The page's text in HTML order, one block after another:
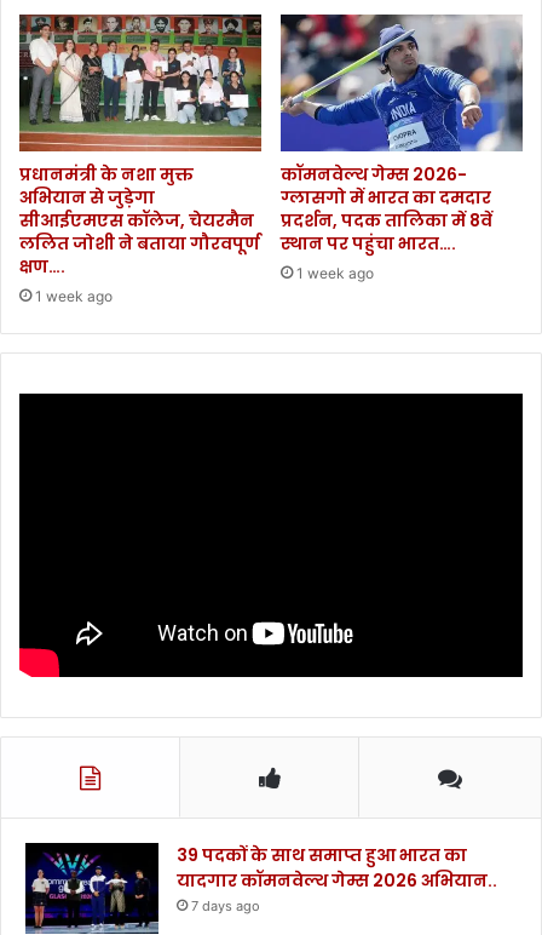
.
.
प्रधानमंत्री के नशा मुक्त
अभियान से जुड़ेगा
सीआईएमएस कॉलेज, चेयरमैन
ललित जोशी ने बताया गौरवपूर्ण
क्षण….
1 week ago
कॉमनवेल्थ गेम्स 2026-
ग्लासगो में भारत का दमदार
प्रदर्शन, पदक तालिका में 8वें
स्थान पर पहुंचा भारत….
1 week ago
39 पदकों के साथ समाप्त हुआ भारत का
यादगार कॉमनवेल्थ गेम्स 2026 अभियान..
7 days ago